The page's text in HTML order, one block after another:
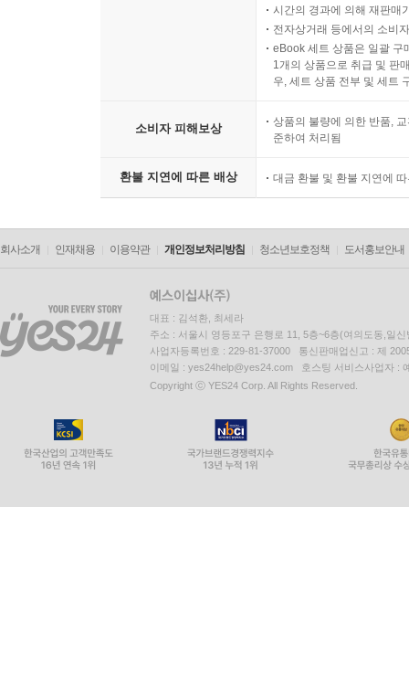
시간의 경과에 의해 재판매
전자상거래 등에서의 소비
eBook 세트 상품은 일괄 구
1개의 상품으로 취급 및 판
우, 세트 상품 전부 및 세트
소비자 피해보상
상품의 불량에 의한 반품,
준하여 처리됨
환불 지연에 따른 배상 대금 환불 및 환불 지연에
회사소개 인재채용 이용약관 개인정보처리방침 청소년보호정책 도서홍보안내
대표 : 김석환, 최세라
주소 : 서울시 영등포구 은행로 11, 5층~6층(여의도동,일신
사업자등록번호 : 229-81-37000 통신판매업신고 : 제
이메일 : yes24help@yes24.com 호스팅 서비스사업자 :
Copyright ⓒ YES24 Corp. All Rights Reserved.